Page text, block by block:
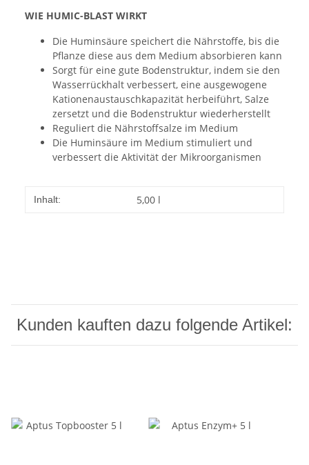
WIE HUMIC-BLAST WIRKT
Die Huminsäure speichert die Nährstoffe, bis die
Pflanze diese aus dem Medium absorbieren kann
Sorgt für eine gute Bodenstruktur, indem sie den
Wasserrückhalt verbessert, eine ausgewogene
Kationenaustauschkapazität herbeiführt, Salze
zersetzt und die Bodenstruktur wiederherstellt
Reguliert die Nährstoffsalze im Medium
Die Huminsäure im Medium stimuliert und
verbessert die Aktivität der Mikroorganismen
Inhalt: 5,00 l
Kunden kauften dazu folgende Artikel: